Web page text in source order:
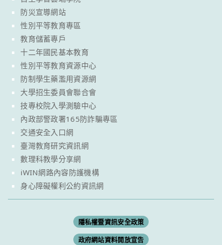
防災宣導網站
性別平等教育專區
教育儲蓄專戶
十二年國民基本教育
性別平等教育資源中心
防制學生藥濫用資源網
大學招生委員會聯合會
技專校院入學測驗中心
內政部警政署165防詐騙專區
交通安全入口網
臺灣教育研究資訊網
數理科教學分享網
iWIN網路內容防護機構
身心障礙權利公約資訊網
隱私權暨資訊安全政策
政府網站資料開放宣告